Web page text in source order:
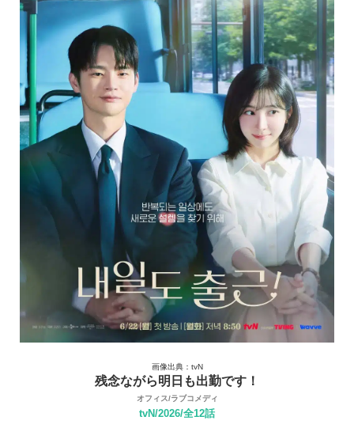
画像出典：tvN
残念ながら明日も出勤です！
オフィス/ラブコメディ
tvN/2026/全12話